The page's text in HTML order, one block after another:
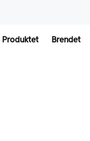
Produktet Brendet